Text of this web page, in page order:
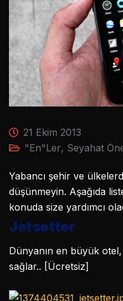
21 Ekim 2013
"En"ler, Seyahat
Yabancı şehir ve
düşünmeyin. Aşağıda
konuda size yardımcı
Jetsetter
Dünyanın en büyük
sağlar.. [Ücretsiz]